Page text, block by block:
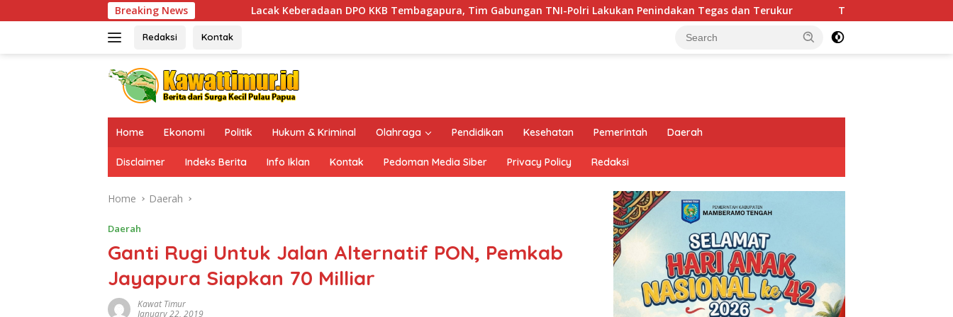
to
Breaking News
Lacak Keberadaan DPO KKB Tembagapura, Tim Gabungan TNI-Polri Lakukan Penindakan Tegas dan Terukur Tingkatkan Kesiapsiagaan di Wilayah Rawan,
Redaksi Kontak
Home Ekonomi Politik Hukum & Kriminal Olahraga Pendidikan Kesehatan Pemerintah Daerah
Disclaimer Indeks Berita Info Iklan Kontak Pedoman Media Siber Privacy Policy Redaksi
Home Daerah
Daerah
Ganti Rugi Untuk Jalan Alternatif PON, Pemkab
Jayapura Siapkan 70 Milliar
Kawat Timur
January 22, 2019